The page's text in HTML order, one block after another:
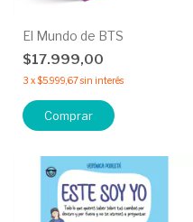
El Mundo de BTS
$17.999,00
3 x$5.999,67sin interés